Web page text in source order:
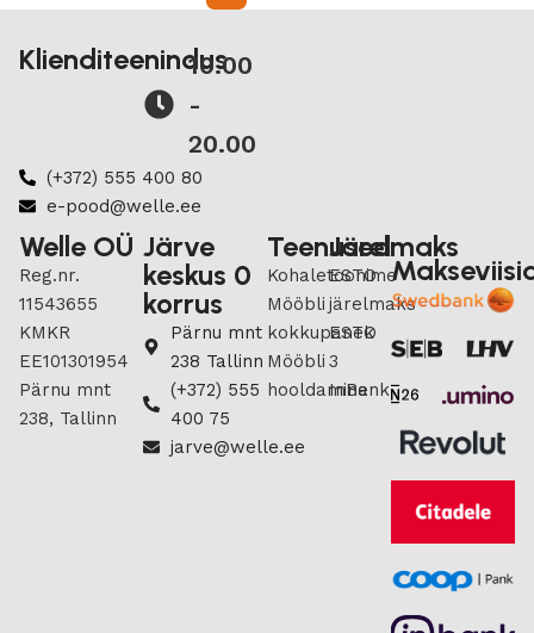
Klienditeenindus
10.00
-
20.00
(+372) 555 400 80
e-pood@welle.ee
Welle OÜ
Reg.nr.
11543655
KMKR
EE101301954
Pärnu mnt
238, Tallinn
Järve
keskus 0
korrus
Pärnu mnt
238 Tallinn
(+372) 555
400 75
jarve@welle.ee
Teenused
Kohaletoonime
Mööbli
kokkupanek
Mööbli
hooldamine
Järelmaks
ESTO
järelmaks
ESTO
3
InBank